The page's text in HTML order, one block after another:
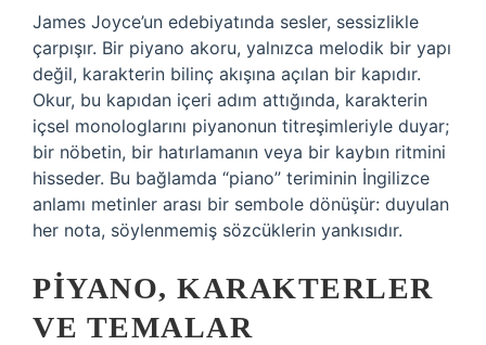
James Joyce’un edebiyatında sesler, sessizlikle
çarpışır. Bir piyano akoru, yalnızca melodik bir yapı
değil, karakterin bilinç akışına açılan bir kapıdır.
Okur, bu kapıdan içeri adım attığında, karakterin
içsel monologlarını piyanonun titreşimleriyle duyar;
bir nöbetin, bir hatırlamanın veya bir kaybın ritmini
hisseder. Bu bağlamda “piano” teriminin İngilizce
anlamı metinler arası bir sembole dönüşür: duyulan
her nota, söylenmemiş sözcüklerin yankısıdır.
PIYANO, KARAKTERLER
VE TEMALAR